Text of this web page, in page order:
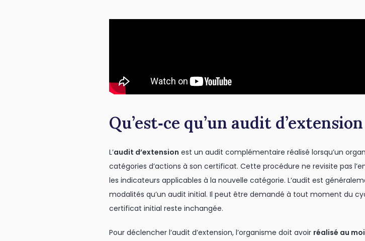
Qu’est‑ce qu’un audit
L’audit d’extension est un audit complémentaire réalisé lorsqu’un
catégories d’actions à son certificat. Cette procédure ne revisite pas
les indicateurs applicables à la nouvelle catégorie. L’audit est
modalités qu’un audit initial. Il peut être demandé à tout moment du
certificat initial reste inchangée.
Pour déclencher l’audit d’extension, l’organisme doit avoir réalisé au